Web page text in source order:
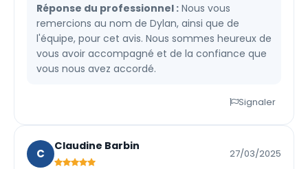
Réponse du professionnel : Nous vous
remercions au nom de Dylan, ainsi que de
l'équipe, pour cet avis. Nous sommes heureux de
vous avoir accompagné et de la confiance que
vous nous avez accordé.
Signaler
C
Claudine Barbin
27/03/2025